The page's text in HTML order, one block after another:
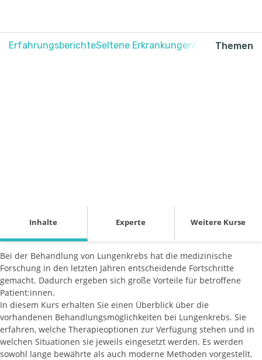
ErfahrungsberichteSeltene ErkrankungenKrebsThemen
Inhalte Experte Weitere Kurse
Bei der Behandlung von Lungenkrebs hat die medizinische
Forschung in den letzten Jahren entscheidende Fortschritte
gemacht. Dadurch ergeben sich große Vorteile für betroffene
Patient:innen.
In diesem Kurs erhalten Sie einen Überblick über die
vorhandenen Behandlungsmöglichkeiten bei Lungenkrebs. Sie
erfahren, welche Therapieoptionen zur Verfügung stehen und in
welchen Situationen sie jeweils eingesetzt werden. Es werden
sowohl lange bewährte als auch moderne Methoden vorgestellt.